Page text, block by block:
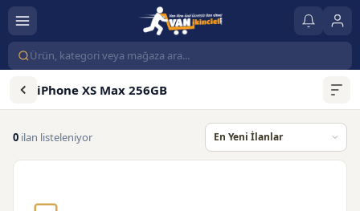
iPhone XS Max 256GB
0 ilan listeleniyor